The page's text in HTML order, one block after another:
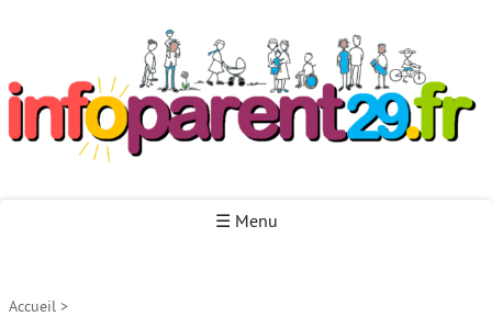
☰ Menu
Accueil >